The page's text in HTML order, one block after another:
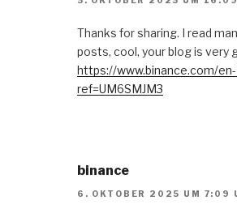
Thanks for sharing. I read
posts, cool, your blog is very
https://www.binance.com/
ref=UM6SMJM3
binance
6. OKTOBER 2025 UM 7:09